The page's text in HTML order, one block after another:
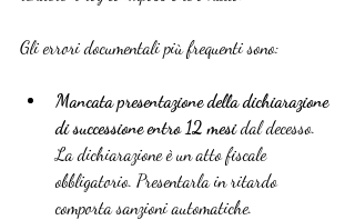
Gli errori documentali più frequenti sono:
Mancata presentazione della dichiarazione
di successione entro 12 mesi dal decesso.
La dichiarazione è un atto fiscale
obbligatorio. Presentarla in ritardo
comporta sanzioni automatiche.